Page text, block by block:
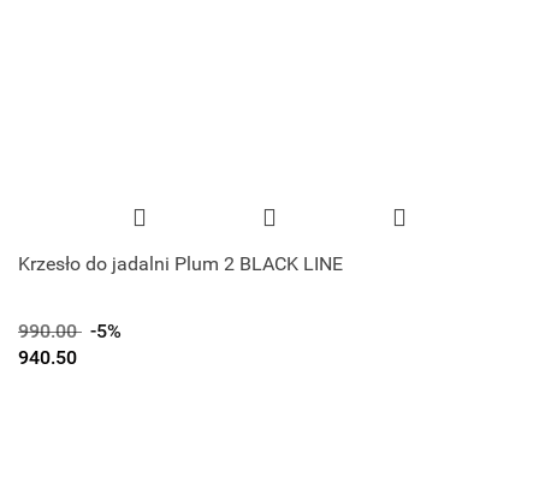
Krzesło do jadalni Plum 2 BLACK LINE
990.00 -5%
940.50